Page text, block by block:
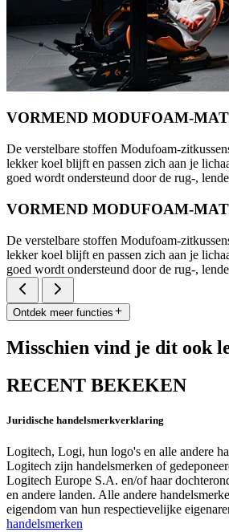
VORMEND MODUFOAM-
De verstelbare stoffen Modufoam-
lekker koel blijft en passen zich aan je
goed wordt ondersteund door de rug-,
VORMEND MODUFOAM-
De verstelbare stoffen Modufoam-
lekker koel blijft en passen zich aan je
goed wordt ondersteund door de rug-,
Ontdek meer functies
Misschien vind je dit ook
RECENT BEKEKEN
Juridische handelsmerkverklaring
Logitech, Logi, hun logo's en alle andere
Logitech zijn handelsmerken of
Logitech Europe S.A. en/of haar
en andere landen. Alle andere
eigendom van hun respectievelijke
handelsmerken